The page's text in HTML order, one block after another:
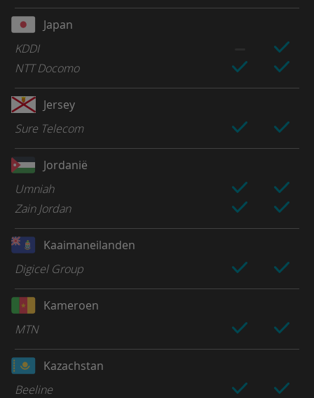
Japan
KDDI
NTT Docomo
Jersey
Sure Telecom
Jordanië
Umniah
Zain Jordan
Kaaimaneilanden
Digicel Group
Kameroen
MTN
Kazachstan
Beeline